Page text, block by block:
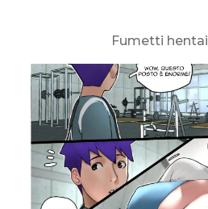
Fumetti hentai